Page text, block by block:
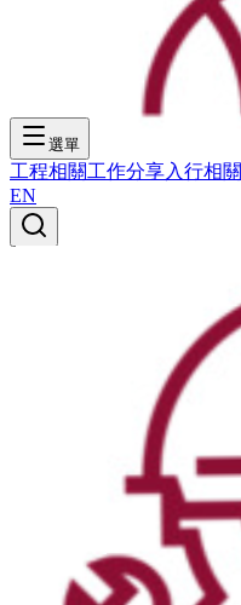
選單
工程相關工作分享入行相關
EN